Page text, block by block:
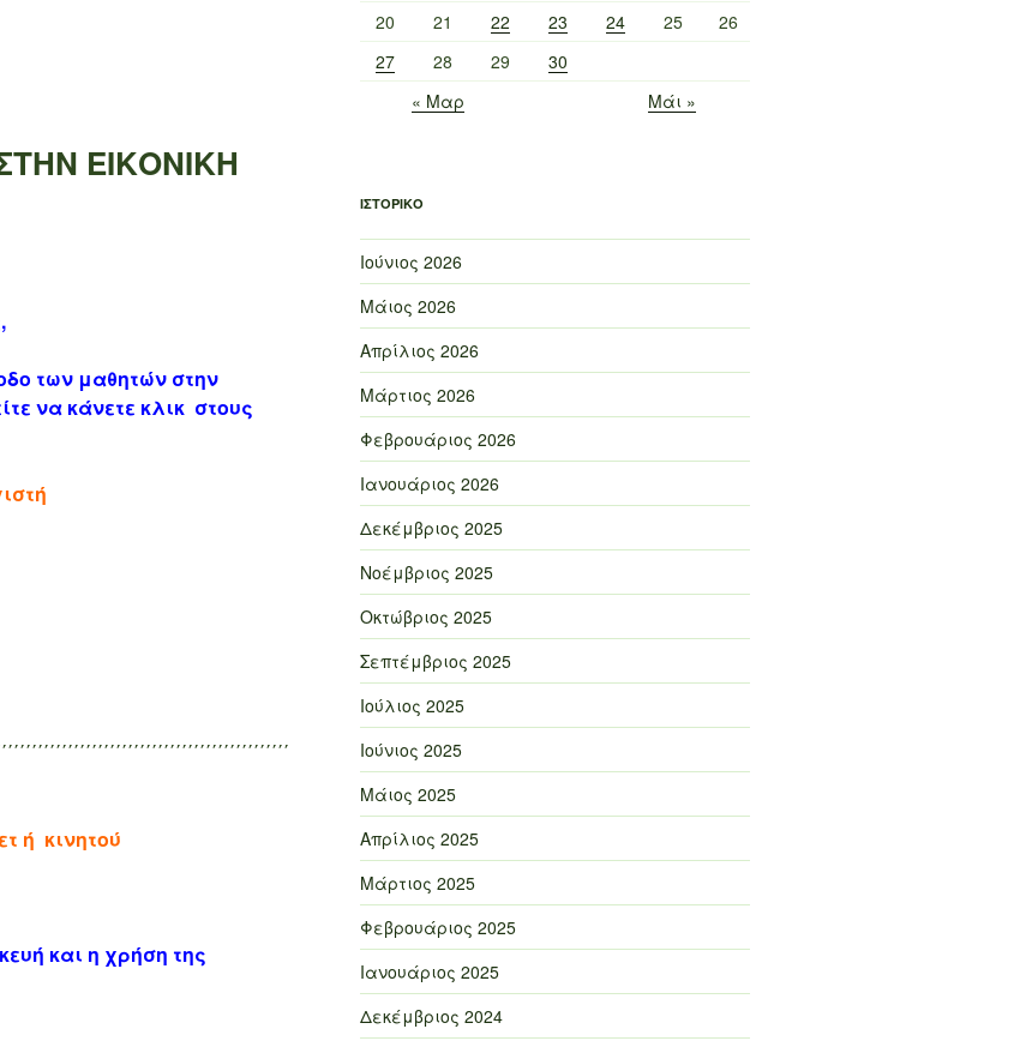
ΕΙΚΟΝΙΚΗ
των μαθητών στην
να κάνετε κλικ στους
ή κινητού
και η χρήση της
20
21 22 23 24 25
26
27
28 29
30
« Μαρ
Μάι »
ΙΣΤΟΡΙΚΌ
Ιούνιος 2026
Μάιος 2026
Απρίλιος 2026
Μάρτιος 2026
Φεβρουάριος 2026
Ιανουάριος 2026
Δεκέμβριος 2025
Νοέμβριος 2025
Οκτώβριος 2025
Σεπτέμβριος 2025
Ιούλιος 2025
Ιούνιος 2025
Μάιος 2025
Απρίλιος 2025
Μάρτιος 2025
Φεβρουάριος 2025
Ιανουάριος 2025
Δεκέμβριος 2024